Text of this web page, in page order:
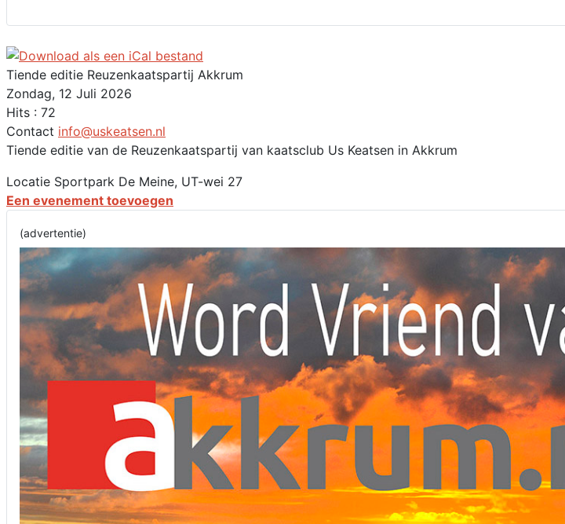
Tiende editie Reuzenkaatspartij Akkrum
Zondag, 12 Juli 2026
Hits : 72
Contact info@uskeatsen.nl
Tiende editie van de Reuzenkaatspartij van kaatsclub Us Keatsen in Akkrum
Locatie Sportpark De Meine, UT-wei 27
Een evenement toevoegen
(advertentie)